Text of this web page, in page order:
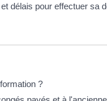
délais pour effectuer sa
?